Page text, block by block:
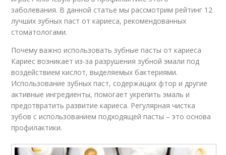
заболевания. В данной статье мы рассмотрим рейтинг 12
лучших зубных паст от кариеса, рекомендованных
стоматологами.
Почему важно использовать зубные пасты от кариеса
Кариес возникает из-за разрушения зубной эмали под
воздействием кислот, выделяемых бактериями.
Использование зубных паст, содержащих фтор и другие
активные ингредиенты, помогает укрепить эмаль и
предотвратить развитие кариеса. Регулярная чистка
зубов с использованием подходящей пасты – это основа
профилактики.